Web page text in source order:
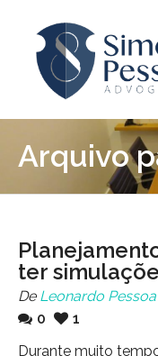
Arquivo
ter
De Leonardo Pessoa
0
1
Durante muito